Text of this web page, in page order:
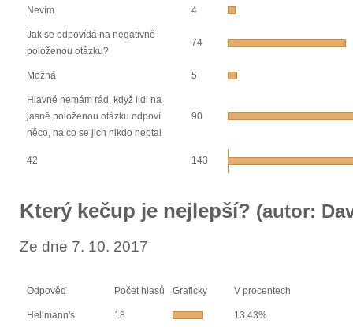
Nevím 4
Jak se odpovídá na negativně
položenou otázku?
74
Možná 5
Hlavně nemám rád, když lidi na
jasně položenou otázku odpoví
něco, na co se jich nikdo neptal
90
42 143
Který kečup je nejlepší? (autor:
Ze dne 7. 10. 2017
Odpověď Počet hlasů Graficky V procentech
Hellmann's 18 13.43%